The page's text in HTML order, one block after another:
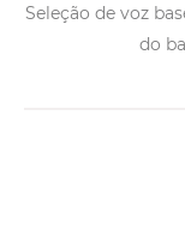
Seleção de voz
do